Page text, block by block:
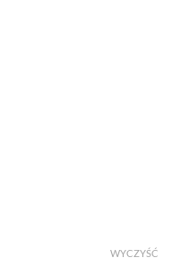
WYCZYŚĆ